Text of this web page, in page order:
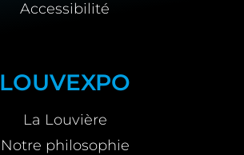
Accessibilité
LOUVEXPO
La Louvière
Notre philosophie